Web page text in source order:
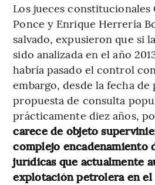
Los jueces
Ponce y Enrique Herrería
salvado, expusieron que si
sido analizada en el año
habría pasado el control
embargo, desde la fecha
propuesta de consulta
prácticamente diez años,
carece de objeto
complejo encadenamiento
jurídicas que actualmente
explotación petrolera en el